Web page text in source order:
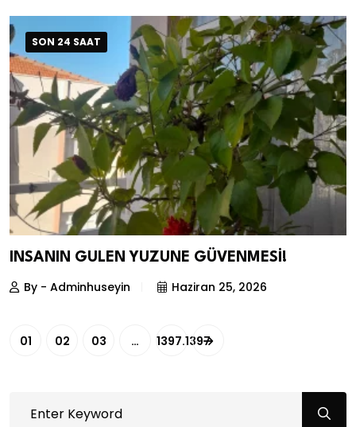
SON 24 SAAT
INSANIN GULEN YUZUNE GÜVENMESİ!
By - Adminhuseyin Haziran 25, 2026
01 02 03 … 1397.1397